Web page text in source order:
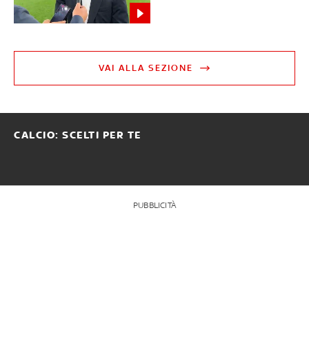
VAI ALLA SEZIONE
CALCIO: SCELTI PER TE
PUBBLICITÀ